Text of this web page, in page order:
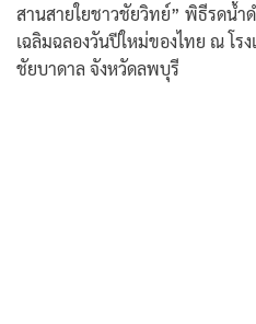
สานสายใยชาวชัยวิทย์” พิธีรดน้ำ
เฉลิมฉลองวันปีใหม่ของไทย ณ โร
ชัยบาดาล จังหวัดลพบุรี